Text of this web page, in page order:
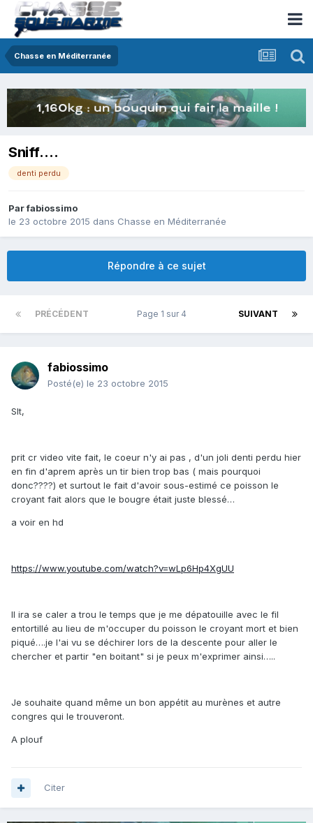
Chasse en Méditerranée
Sniff….
denti perdu
Parfabiossimo
le 23 octobre 2015 dans Chasse en Méditerranée
Répondre à ce sujet
PRÉCÉDENT SUIVANT
Page 1 sur 4
fabiossimo
Posté(e) le 23 octobre 2015
Slt,
prit cr video vite fait, le coeur n'y ai pas , d'un joli denti perdu hier
en fin d'aprem après un tir bien trop bas ( mais pourquoi
donc????) et surtout le fait d'avoir sous-estimé ce poisson le
croyant fait alors que le bougre était juste blessé…
a voir en hd
https://www.youtube.com/watch?v=wLp6Hp4XgUU
Il ira se caler a trou le temps que je me dépatouille avec le fil
entortillé au lieu de m'occuper du poisson le croyant mort et bien
piqué….je l'ai vu se déchirer lors de la descente pour aller le
chercher et partir "en boitant" si je peux m'exprimer ainsi…..
Je souhaite quand même un bon appétit au murènes et autre
congres qui le trouveront.
A plouf
Citer